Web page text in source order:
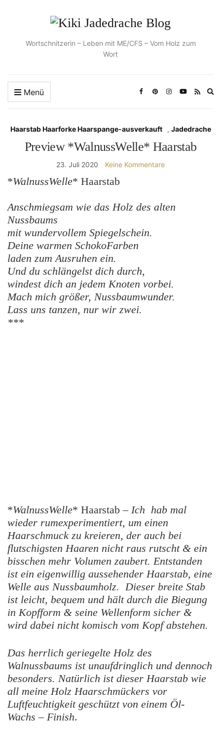
Wortschnitzerin – Leben mit ME/CFS – Vom Holz zum
Wort
Menü
Haarstab Haarforke Haarspange-ausverkauft , Jadedrache
Preview *WalnussWelle* Haarstab
23. Juli 2020 Keine Kommentare
*WalnussWelle* Haarstab
Anschmiegsam wie das Holz des alten
Nussbaums
mit wundervollem Spiegelschein.
Deine warmen SchokoFarben
laden zum Ausruhen ein.
Und du schlängelst dich durch,
windest dich an jedem Knoten vorbei.
Mach mich größer, Nussbaumwunder.
Lass uns tanzen, nur wir zwei.
***
*WalnussWelle* Haarstab – Ich hab mal
wieder rumexperimentiert, um einen
Haarschmuck zu kreieren, der auch bei
flutschigsten Haaren nicht raus rutscht & ein
bisschen mehr Volumen zaubert. Entstanden
ist ein eigenwillig aussehender Haarstab, eine
Welle aus Nussbaumholz. Dieser breite Stab
ist leicht, bequem und hält durch die Biegung
in Kopfform & seine Wellenform sicher &
wird dabei nicht komisch vom Kopf abstehen.
Das herrlich geriegelte Holz des
Walnussbaums ist unaufdringlich und dennoch
besonders. Natürlich ist dieser Haarstab wie
all meine Holz Haarschmückers vor
Luftfeuchtigkeit geschützt von einem Öl-
Wachs – Finish.